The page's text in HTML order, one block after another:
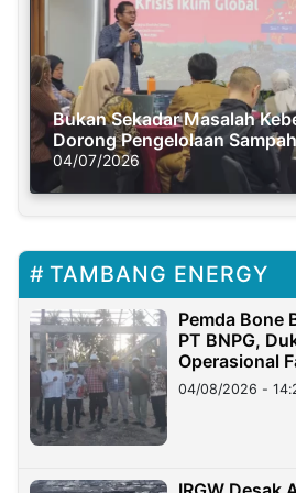
Bukan Sekadar Masalah
Dorong Pengelolaan
Solusi Krisis Iklim
04/07/2026
TAMBANG ENERGY
Pemda Bone
PT BNPG,
Operasional
04/08/2026 -